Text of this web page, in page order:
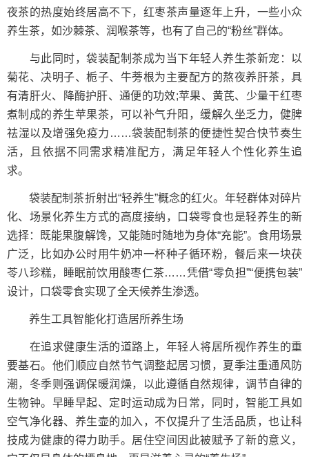
夜茶的热度始终居高不下，红枣茶声量逐年上升，一些小众
养生茶，如沙棘茶、润喉茶等，也有了自己的“粉丝”群体。
与此同时，袋装配制茶成为当下年轻人养生茶新宠：以
菊花、决明子、栀子、牛蒡根为主要配方的熬夜养肝茶，具
有清肝火、降酶护肝、通便的功效;苹果、黄芪、少量干红枣
煮制成的养生苹果茶，可以补气升阳，缓解久坐乏力，健脾
祛湿以及增强免疫力……袋装配制茶的便捷性契合快节奏生
活，且依据不同需求精准配方，满足年轻人个性化养生追
求。
袋装配制茶折射出“轻养生”概念的红火。年轻群体对碎片
化、场景化养生方式的高度接纳，口袋零食也是轻养生的新
选择：既能果腹解馋，又能随时随地为身体“充能”。食用场景
广泛，比如办公时用牛奶冲一杯种子循环粉，餐后来一块茯
苓八珍糕，睡眠前饮用酸枣仁茶……凭借“零负担”“便携包装”
设计，口袋零食实现了全天候养生渗透。
养生工具智能化打造居所养生场
在追求健康生活的道路上，年轻人将居所视作养生的重
要基石。他们顺应自然节气调整起居习惯，夏季注重通风防
潮，冬季则强调保暖润燥，以此遵循自然规律，调节自律的
生物钟。早睡早起、定时运动成为日常，同时，智能工具如
空气净化器、养生壶的加入，不仅提升了生活品质，也让科
技成为健康的得力助手。居住空间因此被赋予了新的意义，